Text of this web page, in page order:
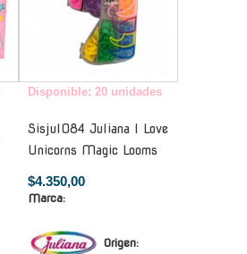
Disponible: 20 unidades
Sisjul084 Juliana I Love
Unicorns Magic Looms
$4.350,00
Marca:
Origen: